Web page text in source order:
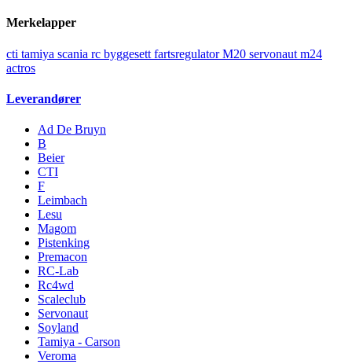
Merkelapper
cti tamiya scania rc byggesett fartsregulatorM20 servonaut m24
actros
Leverandører
Ad De Bruyn
B
Beier
CTI
F
Leimbach
Lesu
Magom
Pistenking
Premacon
RC-Lab
Rc4wd
Scaleclub
Servonaut
Soyland
Tamiya - Carson
Veroma